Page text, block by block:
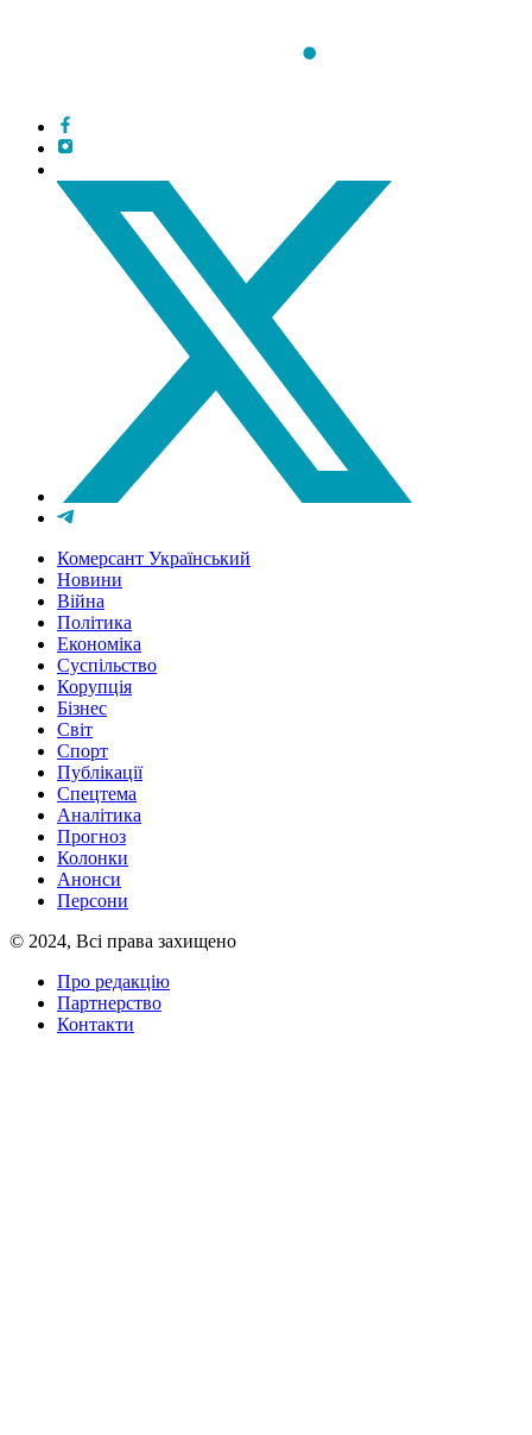
Комерсант Український
Новини
Війна
Політика
Економіка
Суспільство
Корупція
Бізнес
Світ
Спорт
Публікації
Спецтема
Аналітика
Прогноз
Колонки
Анонси
Персони
© 2024, Всі права захищено
Про редакцію
Партнерство
Контакти